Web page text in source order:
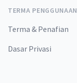
TERMA PENGGUNAAN
Terma & Penafian
Dasar Privasi